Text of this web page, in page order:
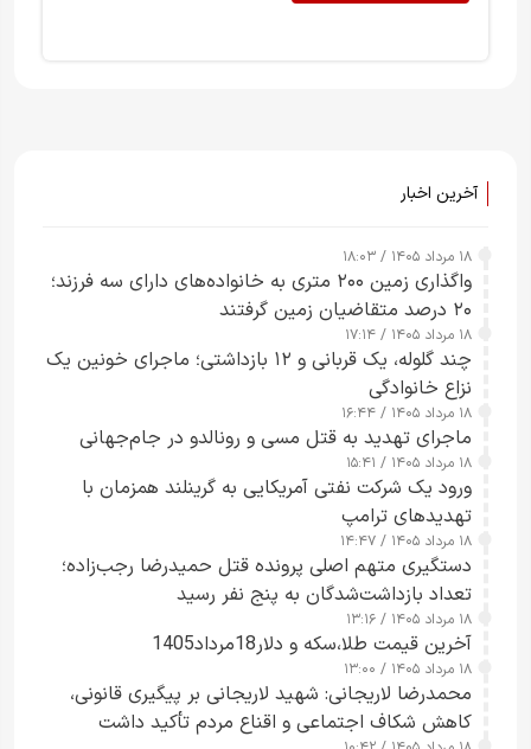
آخرین اخبار
۱۸ مرداد ۱۴۰۵ / ۱۸:۰۳
واگذاری زمین ۲۰۰ متری به خانواده‌های دارای سه فرزند؛
۲۰ درصد متقاضیان زمین گرفتند
۱۸ مرداد ۱۴۰۵ / ۱۷:۱۴
چند گلوله، یک قربانی و ۱۲ بازداشتی؛ ماجرای خونین یک
نزاع خانوادگی
۱۸ مرداد ۱۴۰۵ / ۱۶:۴۴
ماجرای تهدید به قتل مسی و رونالدو در جام‌جهانی
۱۸ مرداد ۱۴۰۵ / ۱۵:۴۱
ورود یک شرکت نفتی آمریکایی به گرینلند همزمان با
تهدیدهای ترامپ
۱۸ مرداد ۱۴۰۵ / ۱۴:۴۷
دستگیری متهم اصلی پرونده قتل حمیدرضا رجب‌زاده؛
تعداد بازداشت‌شدگان به پنج نفر رسید
۱۸ مرداد ۱۴۰۵ / ۱۳:۱۶
آخرین قیمت طلا،سکه و دلار18مرداد1405
۱۸ مرداد ۱۴۰۵ / ۱۳:۰۰
محمدرضا لاریجانی: شهید لاریجانی بر پیگیری قانونی،
کاهش شکاف اجتماعی و اقناع مردم تأکید داشت